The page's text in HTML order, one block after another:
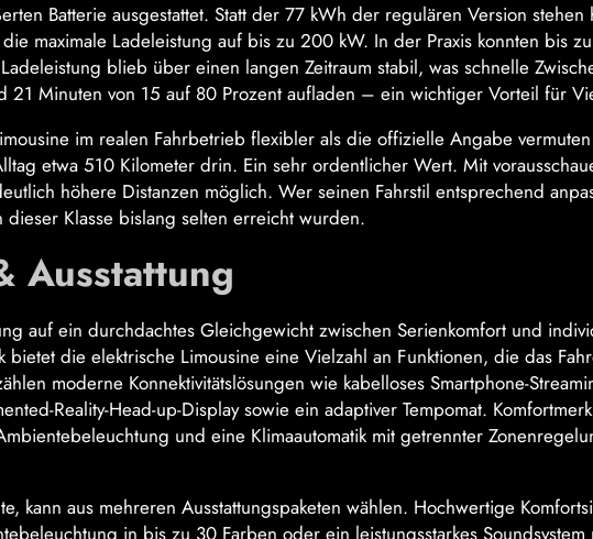
Batterie ausgestattet. Statt der 77 kWh der regulären Version
maximale Ladeleistung auf bis zu 200 kW. In der Praxis konnten bis
blieb über einen langen Zeitraum stabil, was schnelle
21 Minuten von 15 auf 80 Prozent aufladen – ein wichtiger Vorteil für
im realen Fahrbetrieb flexibler als die offizielle Angabe vermuten
etwa 510 Kilometer drin. Ein sehr ordentlicher Wert. Mit
höhere Distanzen möglich. Wer seinen Fahrstil entsprechend
Klasse bislang selten erreicht wurden.
Ausstattung
auf ein durchdachtes Gleichgewicht zwischen Serienkomfort und
die elektrische Limousine eine Vielzahl an Funktionen, die das
moderne Konnektivitätslösungen wie kabelloses Smartphone-
Reality-Head-up-Display sowie ein adaptiver Tempomat.
und eine Klimaautomatik mit getrennter
kann aus mehreren Ausstattungspaketen wählen. Hochwertige
in bis zu 30 Farben oder ein leistungsstarkes Soundsystem